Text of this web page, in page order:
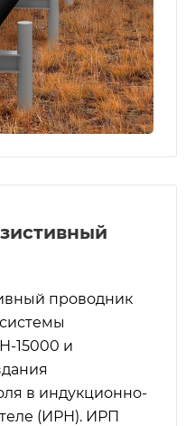
проводник
15000 и
в индукционно-
(ИРН). ИРП